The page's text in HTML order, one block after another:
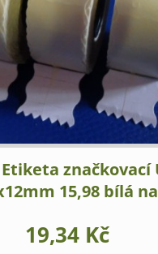
Etiketa značkovací
15,98 bílá na
19,34 Kč